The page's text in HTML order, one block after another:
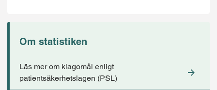
Om statistiken
Läs mer om klagomål enligt
patientsäkerhetslagen (PSL)